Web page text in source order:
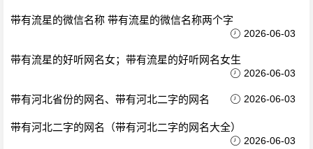
带有流星的微信名称 带有流星的微信名称两个字
2026-06-03
带有流星的好听网名女；带有流星的好听网名女生
2026-06-03
带有河北省份的网名、带有河北二字的网名 2026-06-03
带有河北二字的网名（带有河北二字的网名大全）
2026-06-03